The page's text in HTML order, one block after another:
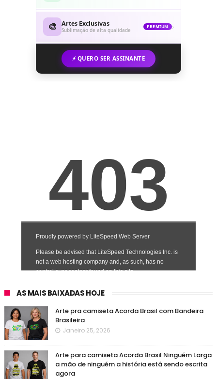
🎨 Artes Exclusivas
Sublimação de alta qualidade
PREMIUM ›
⚡ QUERO SER ASSINANTE
AS MAIS BAIXADAS HOJE
Arte pra camiseta Acorda Brasil com Bandeira
Brasileira
Janeiro 25, 2026
Arte para camiseta Acorda Brasil Ninguém Larga
a mão de ninguém a história está sendo escrita
agora